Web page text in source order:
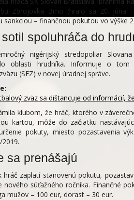
Zbrojovka Brno (hralo sa 20. júna
sankciou – finančnou pokutou vo výške
spoluhráča do
nigérijský stredopoliar
oblasti hrudníka. Informuje o tom
(SFZ) v novej úradnej správe.
zväz sa dištancuje od informácií,
klubom, že hráč, ktorého v
kartou, môže do začiatku
pokuty, miesto pozastavenia
sa prenášajú
hráč zaplatí stanovenú pokutu,
nového súťažného ročníka. Finančné
mužov – 100 eur, dorast – 30 eur.